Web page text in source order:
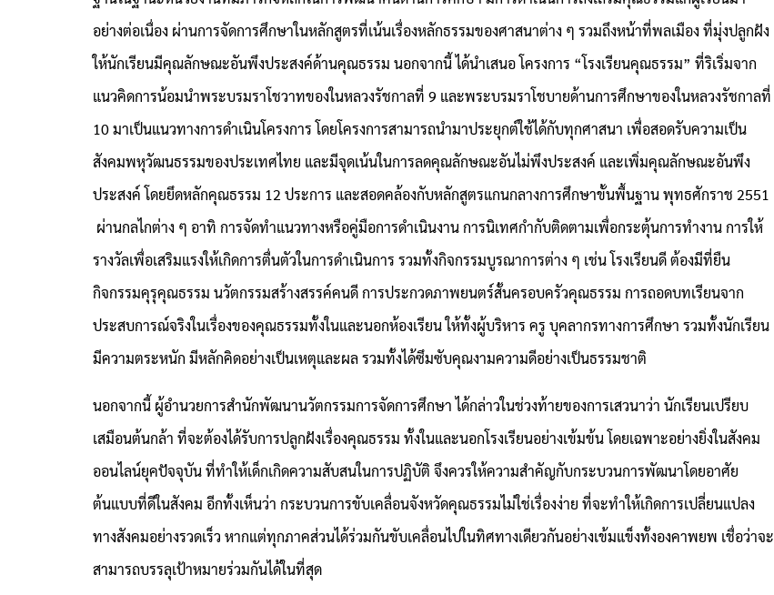
อย่างต่อเนื่อง ผ่านการจัดการศึกษาในหลักสูตรที่เน้นเรื่องหลักธรรมของศาสนาต่าง ๆ รวมถึงหน้าที่พลเมือง ที่มุ่งปลูกฝัง
ให้นักเรียนมีคุณลักษณะอันพึงประสงค์ด้านคุณธรรม นอกจากนี้ ได้นำเสนอ โครงการ “โรงเรียนคุณธรรม” ที่ริเริ่มจาก
แนวคิดการน้อมนำพระบรมราโชวาทของในหลวงรัชกาลที่ 9 และพระบรมราโชบายด้านการศึกษาของในหลวงรัชกาลที่
10 มาเป็นแนวทางการดำเนินโครงการ โดยโครงการสามารถนำมาประยุกต์ใช้ได้กับทุกศาสนา เพื่อสอดรับความเป็น
สังคมพหุวัฒนธรรมของประเทศไทย และมีจุดเน้นในการลดคุณลักษณะอันไม่พึงประสงค์ และเพิ่มคุณลักษณะอันพึง
ประสงค์ โดยยึดหลักคุณธรรม 12 ประการ และสอดคล้องกับหลักสูตรแกนกลางการศึกษาขั้นพื้นฐาน พุทธศักราช 2551
ผ่านกลไกต่าง ๆ อาทิ การจัดทำแนวทางหรือคู่มือการดำเนินงาน การนิเทศกำกับติดตามเพื่อกระตุ้นการทำงาน การให้
รางวัลเพื่อเสริมแรงให้เกิดการตื่นตัวในการดำเนินการ รวมทั้งกิจกรรมบูรณาการต่าง ๆ เช่น โรงเรียนดี ต้องมีที่ยืน
กิจกรรมคุรุคุณธรรม นวัตกรรมสร้างสรรค์คนดี การประกวดภาพยนตร์สั้นครอบครัวคุณธรรม การถอดบทเรียนจาก
ประสบการณ์จริงในเรื่องของคุณธรรมทั้งในและนอกห้องเรียน ให้ทั้งผู้บริหาร ครู บุคลากรทางการศึกษา รวมทั้งนักเรียน
มีความตระหนัก มีหลักคิดอย่างเป็นเหตุและผล รวมทั้งได้ซึมซับคุณงามความดีอย่างเป็นธรรมชาติ
นอกจากนี้ ผู้อำนวยการสำนักพัฒนานวัตกรรมการจัดการศึกษา ได้กล่าวในช่วงท้ายของการเสวนาว่า นักเรียนเปรียบ
เสมือนต้นกล้า ที่จะต้องได้รับการปลูกฝังเรื่องคุณธรรม ทั้งในและนอกโรงเรียนอย่างเข้มข้น โดยเฉพาะอย่างยิ่งในสังคม
ออนไลน์ยุคปัจจุบัน ที่ทำให้เด็กเกิดความสับสนในการปฏิบัติ จึงควรให้ความสำคัญกับกระบวนการพัฒนาโดยอาศัย
ต้นแบบที่ดีในสังคม อีกทั้งเห็นว่า กระบวนการขับเคลื่อนจังหวัดคุณธรรมไม่ใช่เรื่องง่าย ที่จะทำให้เกิดการเปลี่ยนแปลง
ทางสังคมอย่างรวดเร็ว หากแต่ทุกภาคส่วนได้ร่วมกันขับเคลื่อนไปในทิศทางเดียวกันอย่างเข้มแข็งทั้งองคาพยพ เชื่อว่าจะ
สามารถบรรลุเป้าหมายร่วมกันได้ในที่สุด